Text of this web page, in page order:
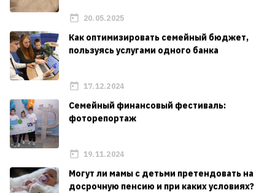
20.05.2025
Как оптимизировать семейный бюджет,
пользуясь услугами одного банка
17.12.2024
Семейный финансовый фестиваль:
фоторепортаж
19.11.2024
Могут ли мамы с детьми претендовать на
досрочную пенсию и при каких условиях?